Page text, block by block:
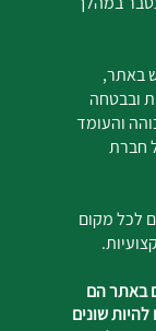
באתר,
ובבטחה
והעומד
חברת
לכל מקום
באתר הם
שונים